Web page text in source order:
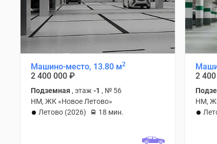
Машино-место, 13.80 м2
2 400 000 ₽
Подземная , этаж-1 , № 56
НМ, ЖК «Новое Летово»
Летово (2026)
18 мин.
2
НМ,